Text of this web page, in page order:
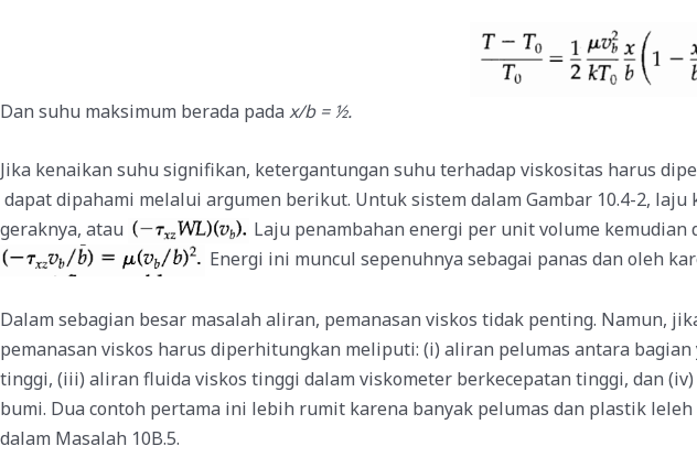
Dan suhu maksimum berada pada x/b = ½.
Jika kenaikan suhu signifikan, ketergantungan suhu terhadap viskositas harus
dapat dipahami melalui argumen berikut. Untuk sistem dalam Gambar 10.4-2,
geraknya, atau
Laju penambahan energi per unit volume
Energi ini muncul sepenuhnya sebagai panas dan oleh
Dalam sebagian besar masalah aliran, pemanasan viskos tidak penting. Namun,
pemanasan viskos harus diperhitungkan meliputi: (i) aliran pelumas antara
tinggi, (iii) aliran fluida viskos tinggi dalam viskometer berkecepatan tinggi, dan
bumi. Dua contoh pertama ini lebih rumit karena banyak pelumas dan plastik
dalam Masalah 10B.5.